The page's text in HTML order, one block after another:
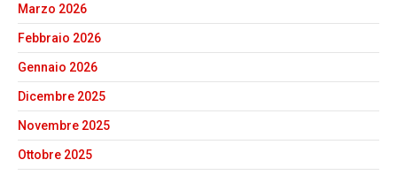
Marzo 2026
Febbraio 2026
Gennaio 2026
Dicembre 2025
Novembre 2025
Ottobre 2025